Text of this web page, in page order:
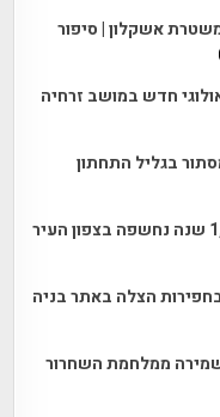
משטרת אשקלון | סיפור
חדש במושב זרחיה
בגליל התחתון
שרידי אחוזה שומרונית מפוארת בת 1,600 שנה נחשפה בצפון העיר
שנה התגלו בחפירות הצלה באתר בניה
ממלחמת השחרור